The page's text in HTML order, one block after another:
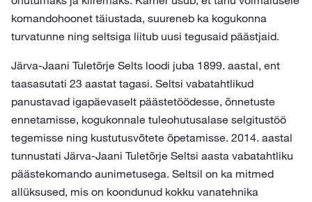
komandohoonet täiustada, suureneb ka kogukonna
turvatunne ning seltsiga liitub uusi tegusaid päästjaid.
Järva-Jaani Tuletõrje Selts loodi juba 1899. aastal, ent
taasasutati 23 aastat tagasi. Seltsi vabatahtlikud
panustavad igapäevaselt päästetöödesse, õnnetuste
ennetamisse, kogukonnale tuleohutusalase selgitustöö
tegemisse ning kustutusvõtete õpetamisse. 2014. aastal
tunnustati Järva-Jaani Tuletõrje Seltsi aasta vabatahtliku
päästekomando aunimetusega. Seltsil on ka mitmed
allüksused, mis on koondunud kokku vanatehnika